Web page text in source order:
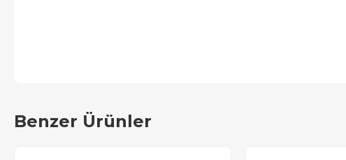
Benzer Ürünler